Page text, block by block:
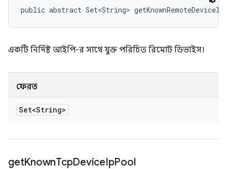
public abstract Set<String>
একটি নির্দিষ্ট আইপি-র সাথে যুক্ত পরিচিত রিমোট ডিভাইস।
ফেরত
Set<String>
getKnownTcpDeviceIpPool